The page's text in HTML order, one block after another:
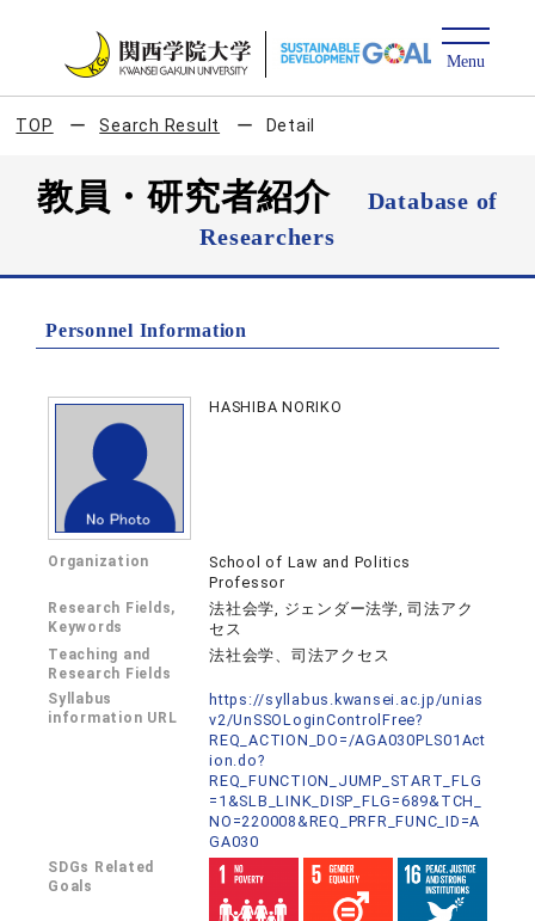
TOP Search Result Detail
教員・研究者紹介
Database of
Researchers
Personnel Information
HASHIBA NORIKO
Organization
School of Law and Politics
Professor
Research Fields,
Keywords
法社会学, ジェンダー法学, 司法アク
セス
Teaching and
Research Fields
法社会学、司法アクセス
Syllabus
information URL
https://syllabus.kwansei.ac.jp/unias
v2/UnSSOLoginControlFree?
REQ_ACTION_DO=/AGA030PLS01Act
ion.do?
REQ_FUNCTION_JUMP_START_FLG
=1&SLB_LINK_DISP_FLG=689&TCH_
NO=220008&REQ_PRFR_FUNC_ID=A
GA030
SDGs Related
Goals